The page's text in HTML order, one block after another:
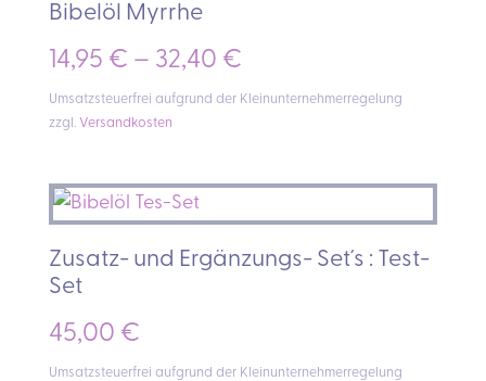
Bibelöl Myrrhe
14,95 € – 32,40 €
Umsatzsteuerfrei aufgrund der Kleinunternehmerregelung
zzgl. Versandkosten
Zusatz- und Ergänzungs- Set´s : Test-
Set
45,00 €
Umsatzsteuerfrei aufgrund der Kleinunternehmerregelung